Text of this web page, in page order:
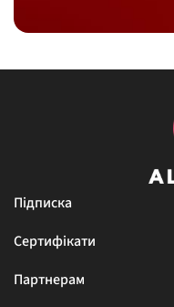
Підписка
Сертифікати
Партнерам